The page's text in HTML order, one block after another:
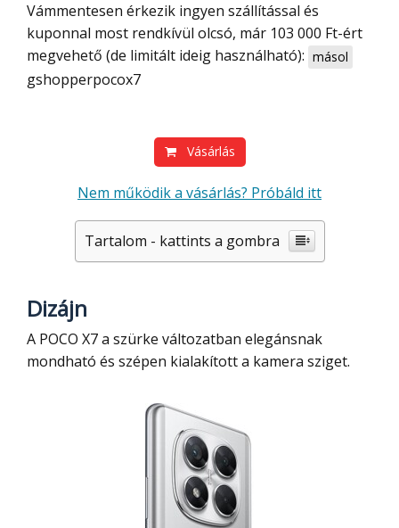
Vámmentesen érkezik ingyen szállítással és
kuponnal most rendkívül olcsó, már 103 000 Ft-ért
megvehető (de limitált ideig használható): másol
gshopperpocox7
Vásárlás
Nem működik a vásárlás? Próbáld itt
Tartalom - kattints a gombra
Dizájn
A POCO X7 a szürke változatban elegánsnak
mondható és szépen kialakított a kamera sziget.